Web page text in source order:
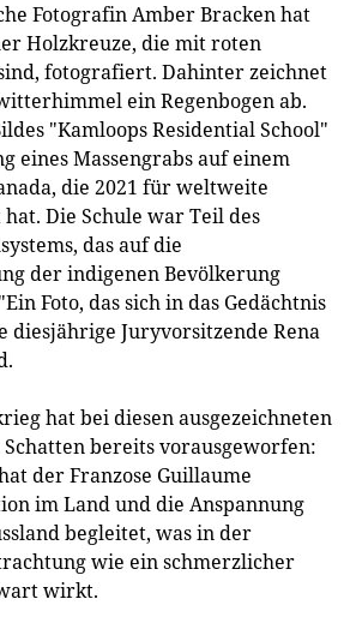
Fotografin Amber Bracken hat
Holzkreuze, die mit roten
fotografiert. Dahinter zeichnet
ein Regenbogen ab.
"Kamloops Residential School"
eines Massengrabs auf einem
die 2021 für weltweite
Die Schule war Teil des
das auf die
der indigenen Bevölkerung
Foto, das sich in das Gedächtnis
diesjährige Juryvorsitzende Rena
hat bei diesen ausgezeichneten
Schatten bereits vorausgeworfen:
der Franzose Guillaume
im Land und die Anspannung
begleitet, was in der
wie ein schmerzlicher
wirkt.